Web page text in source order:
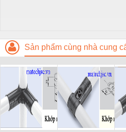
Sản phẩm cùng nhà cung